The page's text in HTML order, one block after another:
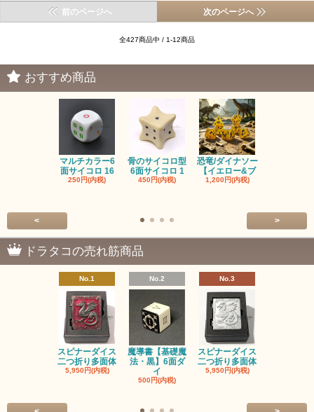
前のページへ 次のページへ
全427商品中 / 1-12商品
おすすめ商品
マルチカラー6
面サイコロ 16
250円(内税)
骨のサイコロ型
6面サイコロ 1
450円(内税)
恐竜/ダイナソー
【イエロー&ブ
1,200円(内税)
< >
ドラタコの売れ筋商品
No.1
スピナーダイス
二つ折り多面体
5,950円(内税)
No.2
魔導書【基礎魔
法・黒】6面ダ
イ
500円(内税)
No.3
スピナーダイス
二つ折り多面体
5,950円(内税)